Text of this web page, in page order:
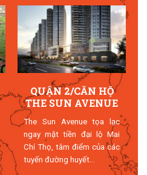
QUẬN 2/CĂN HỘ
THE SUN AVENUE
The Sun Avenue tọa lạc
ngay mặt tiền đại lộ Mai
Chí Thọ, tâm điểm của các
tuyến đường huyết...